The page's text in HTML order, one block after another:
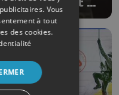
du début à
. Vous
à tout
des cookies.